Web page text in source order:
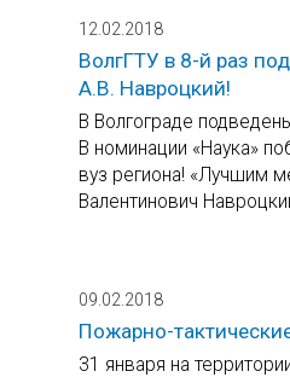
12.02.2018
ВолгГТУ в 8-й раз
А.В. Навроцкий!
В Волгограде
В номинации «Наука»
вуз региона! «Лучшим
Валентинович
09.02.2018
Пожарно-
31 января на